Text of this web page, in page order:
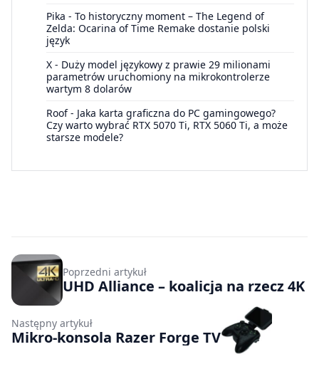
Pika - To historyczny moment – The Legend of
Zelda: Ocarina of Time Remake dostanie polski
język
X - Duży model językowy z prawie 29 milionami
parametrów uruchomiony na mikrokontrolerze
wartym 8 dolarów
Roof- Jaka karta graficzna do PC gamingowego?
Czy warto wybrać RTX 5070 Ti, RTX 5060 Ti, a może
starsze modele?
Poprzedni artykuł
UHD Alliance – koalicja na rzecz 4K
Następny artykuł
Mikro-konsola Razer Forge TV